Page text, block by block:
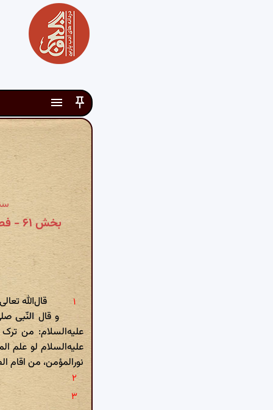
بخش ۶۱ - فصل فی شرائط صلوة الخمس والمناجات والتضرّع والخشوع والوقار والدعاء
قال‌الله
و قال النّبی
علیه‌السلام: من ترک
علیه‌السلام لو علم
نورالمؤمن، من اقام